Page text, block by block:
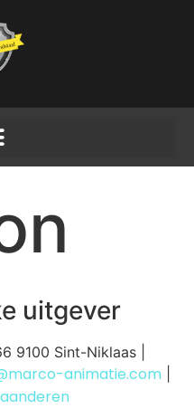
uitgever
9100 Sint-Niklaas |
animatie.com